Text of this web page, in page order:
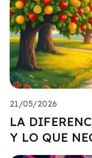
21/05/2026
LA
Y LO QUE